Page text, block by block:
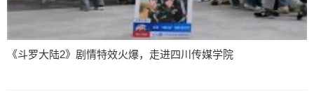
《斗罗大陆2》剧情特效火爆，走进四川传媒学院